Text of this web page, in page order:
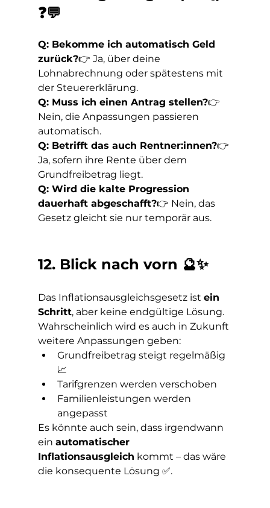
❓💬
Q: Bekomme ich automatisch Geld
zurück?👉 Ja, über deine
Lohnabrechnung oder spätestens mit
der Steuererklärung.
Q: Muss ich einen Antrag stellen?👉
Nein, die Anpassungen passieren
automatisch.
Q: Betrifft das auch Rentner:innen?👉
Ja, sofern ihre Rente über dem
Grundfreibetrag liegt.
Q: Wird die kalte Progression
dauerhaft abgeschafft?👉 Nein, das
Gesetz gleicht sie nur temporär aus.
12. Blick nach vorn 🔮✨
Das Inflationsausgleichsgesetz ist ein
Schritt, aber keine endgültige Lösung.
Wahrscheinlich wird es auch in Zukunft
weitere Anpassungen geben:
Grundfreibetrag steigt regelmäßig
📈
Tarifgrenzen werden verschoben
Familienleistungen werden
angepasst
Es könnte auch sein, dass irgendwann
ein automatischer
Inflationsausgleich kommt – das wäre
die konsequente Lösung ✅.